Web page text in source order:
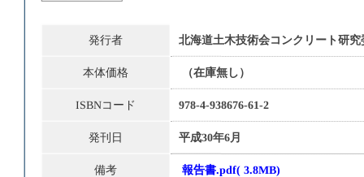
発行者 北海道土木技術会コンクリート研究
本体価格 （在庫無し）
ISBNコード 978-4-938676-61-2
発刊日 平成30年6月
備考 報告書.pdf( 3.8MB)